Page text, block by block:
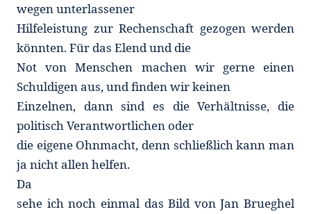
wegen unterlassener
Hilfeleistung zur Rechenschaft gezogen werden
könnten. Für das Elend und die
Not von Menschen machen wir gerne einen
Schuldigen aus, und finden wir keinen
Einzelnen, dann sind es die Verhältnisse, die
politisch Verantwortlichen oder
die eigene Ohnmacht, denn schließlich kann man
ja nicht allen helfen.
Da
sehe ich noch einmal das Bild von Jan Brueghel